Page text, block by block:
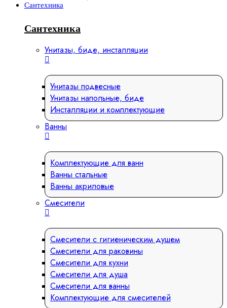
Сантехника
Сантехника
Унитазы, биде, инсталляции
Унитазы подвесные
Унитазы напольные, биде
Инсталляции и комплектующие
Ванны
Комплектующие для ванн
Ванны стальные
Ванны акриловые
Смесители
Смесители с гигиеническим душем
Смесители для раковины
Смесители для кухни
Смесители для душа
Смесители для ванны
Комплектующие для смесителей